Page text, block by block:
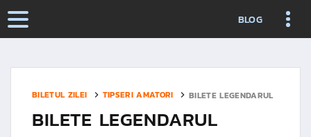
BLOG
BILETUL ZILEI TIPSERI AMATORI BILETE LEGENDARUL
BILETE LEGENDARUL